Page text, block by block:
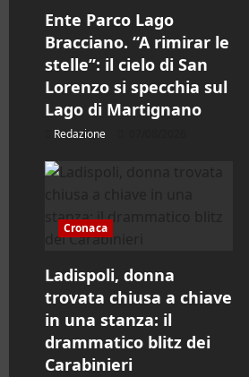
l
o
Ente Parco Lago
Bracciano. “A rimirar le
stelle”: il cielo di San
Lorenzo si specchia sul
Lago di Martignano
Redazione
Cronaca
Ladispoli, donna
trovata chiusa a chiave
in una stanza: il
drammatico blitz dei
Carabinieri